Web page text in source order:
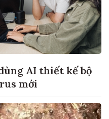
AI thiết kế bộ
mới